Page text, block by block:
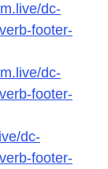
dc-
footer-
dc-
footer-
dc-
footer-